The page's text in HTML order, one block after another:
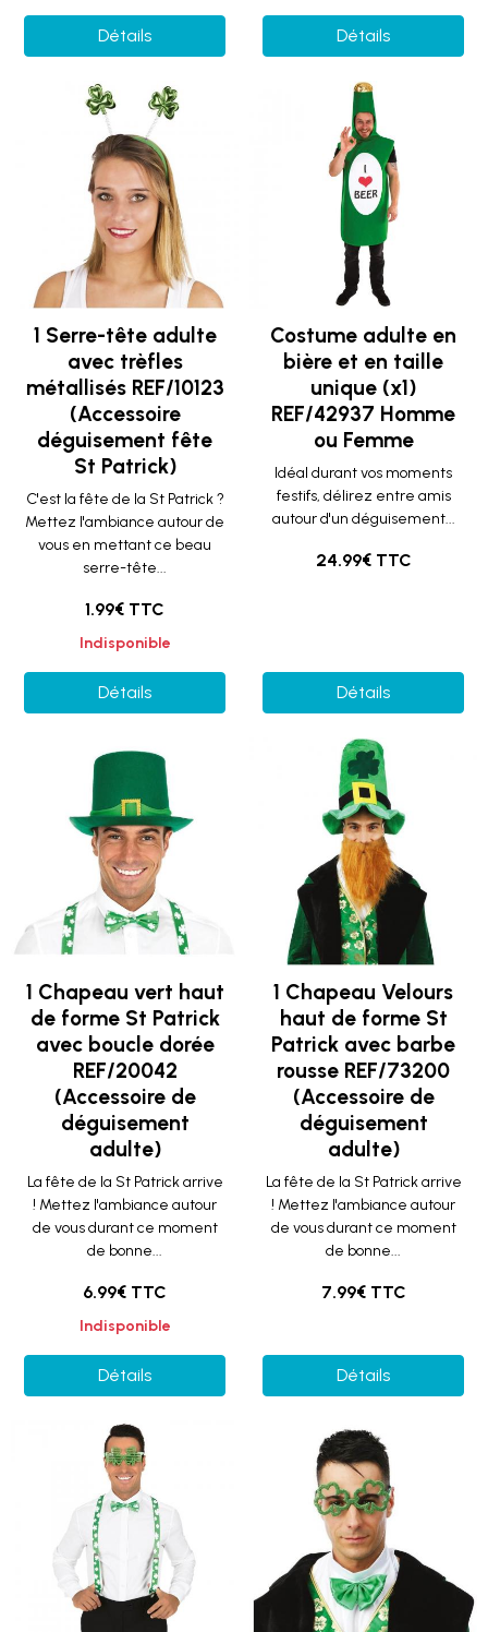
Détails Détails
1 Serre-tête adulte
avec trèfles
métallisés REF/10123
(Accessoire
déguisement fête
St Patrick)
C'est la fête de la St Patrick ?
Mettez l'ambiance autour de
vous en mettant ce beau
serre-tête...
1.99€ TTC
Indisponible
Détails
Costume adulte en
bière et en taille
unique (x1)
REF/42937 Homme
ou Femme
Idéal durant vos moments
festifs, délirez entre amis
autour d'un déguisement...
24.99€ TTC
Détails
1 Chapeau vert haut
de forme St Patrick
avec boucle dorée
REF/20042
(Accessoire de
déguisement
adulte)
La fête de la St Patrick arrive
! Mettez l'ambiance autour
de vous durant ce moment
de bonne...
6.99€ TTC
Indisponible
Détails
1 Chapeau Velours
haut de forme St
Patrick avec barbe
rousse REF/73200
(Accessoire de
déguisement
adulte)
La fête de la St Patrick arrive
! Mettez l'ambiance autour
de vous durant ce moment
de bonne...
7.99€ TTC
Détails